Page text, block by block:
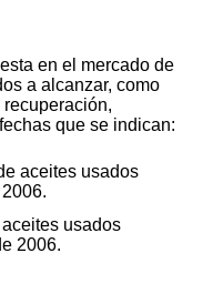
en el mercado de
a alcanzar, como
que se indican:
aceites usados
usados
2006.